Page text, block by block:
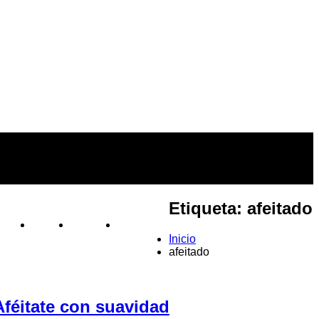
Etiqueta:afeitado
Inicio
afeitado
con suavidad